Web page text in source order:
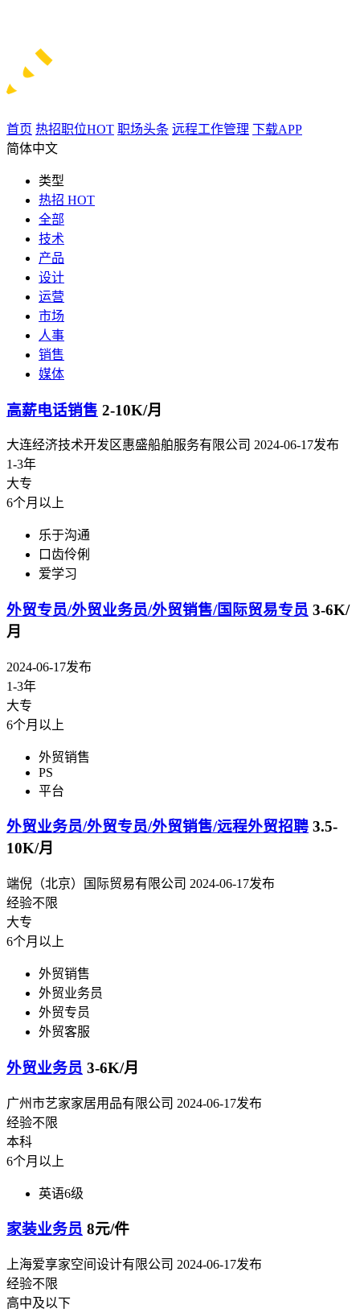
首页 热招职位HOT 职场头条 远程工作管理 下载APP
简体中文
类型
热招 HOT
全部
技术
产品
设计
运营
市场
人事
销售
媒体
高薪电话销售 2-10K/月
大连经济技术开发区惠盛船舶服务有限公司 2024-06-17发布
1-3年
大专
6个月以上
乐于沟通
口齿伶俐
爱学习
外贸专员/外贸业务员/外贸销售/国际贸易专员 3-6K/
月
2024-06-17发布
1-3年
大专
6个月以上
外贸销售
PS
平台
外贸业务员/外贸专员/外贸销售/远程外贸招聘 3.5-
10K/月
端倪（北京）国际贸易有限公司 2024-06-17发布
经验不限
大专
6个月以上
外贸销售
外贸业务员
外贸专员
外贸客服
外贸业务员 3-6K/月
广州市艺家家居用品有限公司 2024-06-17发布
经验不限
本科
6个月以上
英语6级
家装业务员 8元/件
上海爱享家空间设计有限公司 2024-06-17发布
经验不限
高中及以下